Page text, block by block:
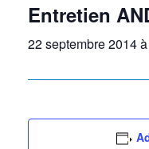
Entretien
22 septembre 2014